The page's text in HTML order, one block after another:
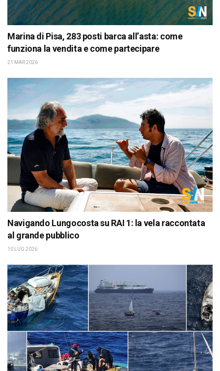
Marina di Pisa, 283 posti barca all’asta: come
funziona la vendita e come partecipare
21 MAR 2026
Navigando Lungocosta su RAI 1: la vela raccontata
al grande pubblico
10 LUG 2026